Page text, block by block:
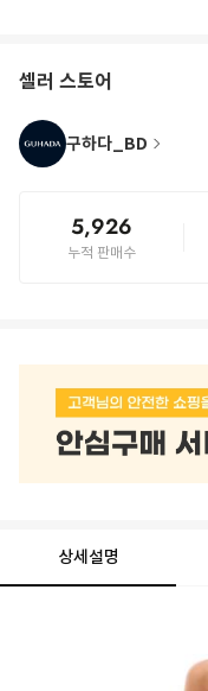
셀러 스토어
구하다_BD
5,926
누적 판매수
상세설명